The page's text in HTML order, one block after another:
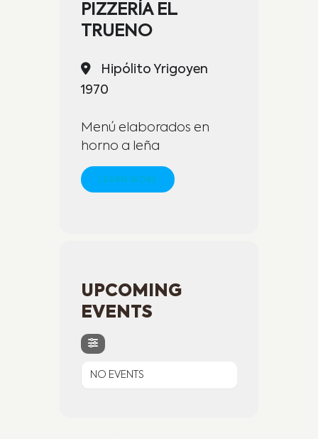
PIZZERÍA EL
TRUENO
Hipólito Yrigoyen
1970
Menú elaborados en
horno a leña
LEARN MORE
UPCOMING
EVENTS
NO EVENTS